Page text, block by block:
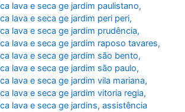
lava e seca ge jardim paulistano,
lava e seca ge jardim peri peri,
lava e seca ge jardim prudência,
lava e seca ge jardim raposo tavares,
lava e seca ge jardim são bento,
lava e seca ge jardim são paulo,
lava e seca ge jardim vila mariana,
lava e seca ge jardim vitoria regia,
lava e seca ge jardins,assistência